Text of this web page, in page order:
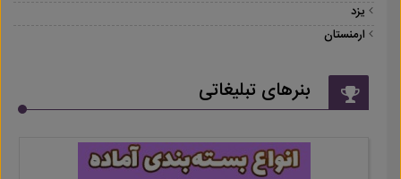
یزد
ارمنستان
بنرهای تبلیغاتی